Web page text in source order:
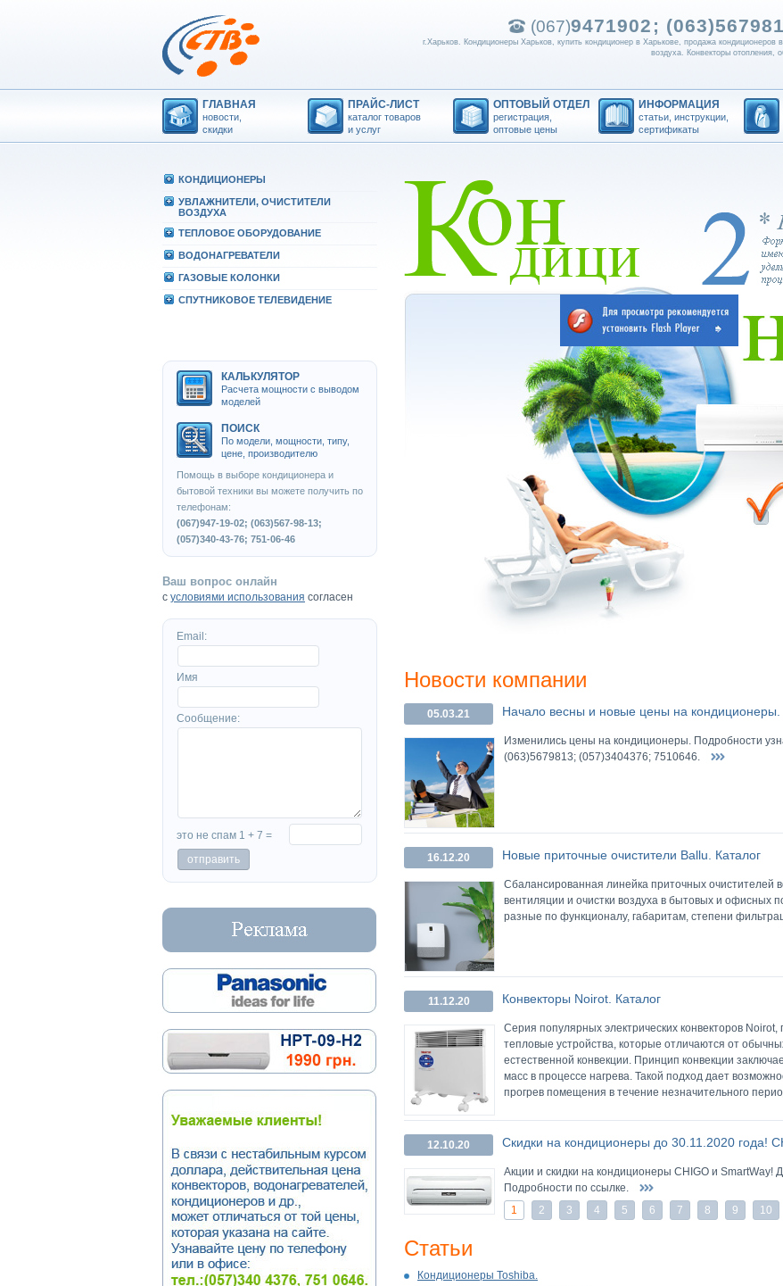
(067)9471902; (063)
г.Харьков. Кондиционеры Харьков, купить кондиционер в Харькове, продажа
воздуха. Конвекторы отопления,
ГЛАВНАЯ
новости,
скидки
ПРАЙС-ЛИСТ
каталог товаров
и услуг
ОПТОВЫЙ ОТДЕЛ
регистрация,
оптовые цены
ИНФОРМАЦИЯ
статьи, инструкции,
сертификаты
КОHДИЦИОHЕРЫ
УВЛАЖHИТЕЛИ, ОЧИСТИТЕЛИ
ВОЗДУХА
ТЕПЛОВОЕ ОБОРУДОВАHИЕ
ВОДОHАГРЕВАТЕЛИ
ГАЗОВЫЕ КОЛОHКИ
СПУТHИКОВОЕ ТЕЛЕВИДЕHИЕ
КАЛЬКУЛЯТОР
Расчета мощности с выводом
моделей
ПОИСК
По модели, мощности, типу,
цене, производителю
Помощь в выборе кондиционера и
бытовой техники вы можете получить по
телефонам:
(067)947-19-02; (063)567-98-13;
(057)340-43-76; 751-06-46
Ваш вопрос онлайн
с условиями использования согласен
Email:
Имя
Сообщение:
это не спам 1 + 7 =
Новости компании
05.03.21 Начало весны и новые цены на кондиционеры.
Изменились цены на кондиционеры. Подробности
(063)5679813; (057)3404376; 7510646.
16.12.20 Новые приточные очистители Ballu. Каталог
Сбалансированная линейка приточных очистителей
вентиляции и очистки воздуха в бытовых и офисных
разные по функционалу, габаритам, степени
11.12.20 Конвекторы Noirot. Каталог
Серия популярных электрических конвекторов
тепловые устройства, которые отличаются от
естественной конвекции. Принцип конвекции
масс в процессе нагрева. Такой подход дает
прогрев помещения в течение незначительного
12.10.20 Скидки на кондиционеры до 30.11.2020 года!
Акции и скидки на кондиционеры CHIGO и SmartWay!
Подробности по ссылке.
1
2 3 4 5 6 7 8 9 10
Статьи
Кондиционеры Toshiba.